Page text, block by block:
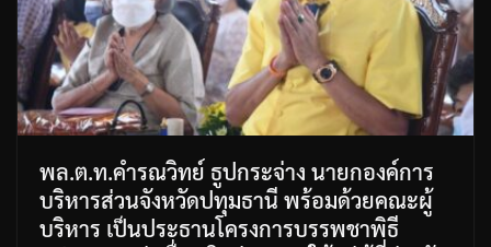
พล.ต.ท.คำรณวิทย์ ธูปกระจ่าง นายกองค์การ
บริหารส่วนจังหวัดปทุมธานี พร้อมด้วยคณะผู้
บริหาร เป็นประธานโครงการบรรพชาพิธี